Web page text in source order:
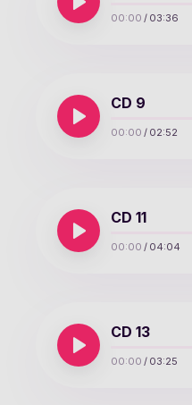
00:00 / 03:36
CD 9
00:00 / 02:52
CD 11
00:00 / 04:04
CD 13
00:00 / 03:25